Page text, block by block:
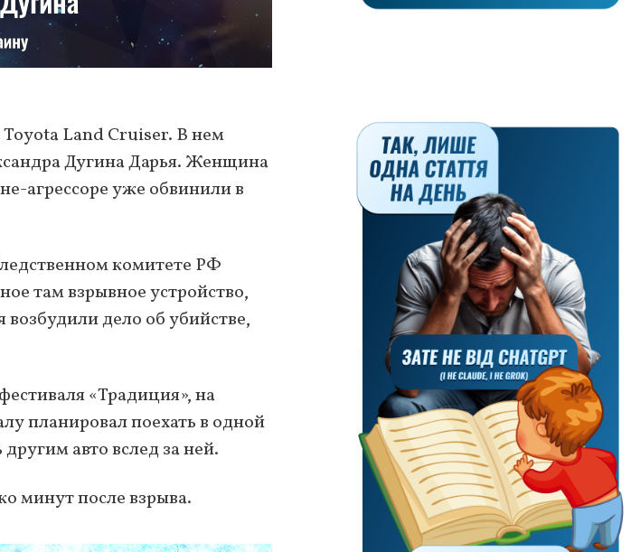
Toyota Land Cruiser. В нем
Дугина Дарья. Женщина
агрессоре уже обвинили в
комитете РФ
там взрывное устройство,
дело об убийстве,
«Традиция», на
планировал поехать в одной
авто вслед за ней.
минут после взрыва.